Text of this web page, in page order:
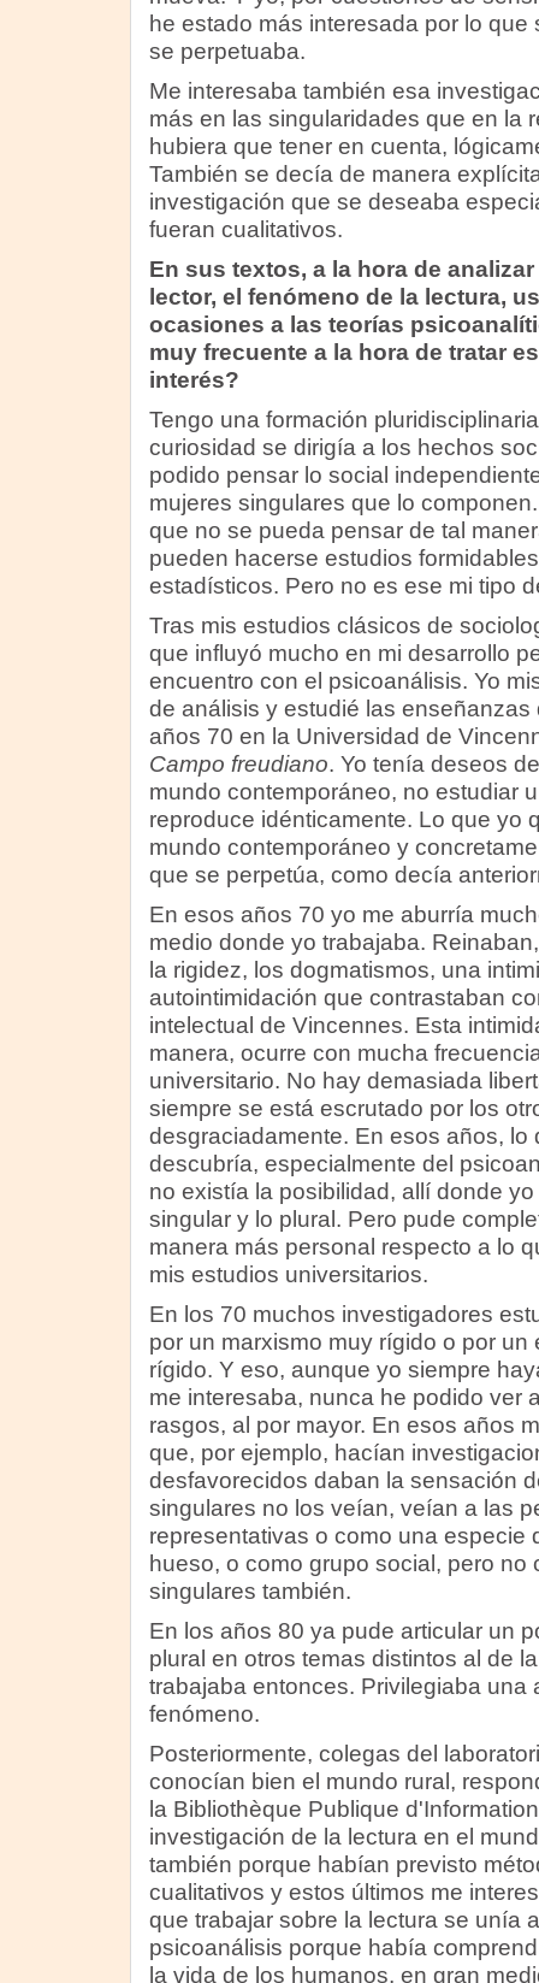
he estado más interesada por lo
se perpetuaba.
Me interesaba también esa
más en las singularidades que en la
hubiera que tener en cuenta,
También se decía de manera
investigación que se deseaba
fueran cualitativos.
En sus textos, a la hora de
lector, el fenómeno de la lectura,
ocasiones a las teorías
muy frecuente a la hora de tratar
interés?
Tengo una formación
curiosidad se dirigía a los hechos
podido pensar lo social
mujeres singulares que lo
que no se pueda pensar de tal
pueden hacerse estudios
estadísticos. Pero no es ese mi tipo
Tras mis estudios clásicos de
que influyó mucho en mi desarrollo
encuentro con el psicoanálisis. Yo
de análisis y estudié las
años 70 en la Universidad de
Campo freudiano. Yo tenía deseos
mundo contemporáneo, no estudiar
reproduce idénticamente. Lo que yo
mundo contemporáneo y
que se perpetúa, como decía
En esos años 70 yo me aburría
medio donde yo trabajaba.
la rigidez, los dogmatismos, una
autointimidación que contrastaban
intelectual de Vincennes. Esta
manera, ocurre con mucha
universitario. No hay demasiada
siempre se está escrutado por los
desgraciadamente. En esos años, lo
descubría, especialmente del
no existía la posibilidad, allí donde
singular y lo plural. Pero pude
manera más personal respecto a lo
mis estudios universitarios.
En los 70 muchos investigadores
por un marxismo muy rígido o por un
rígido. Y eso, aunque yo siempre
me interesaba, nunca he podido ver
rasgos, al por mayor. En esos años
que, por ejemplo, hacían
desfavorecidos daban la sensación
singulares no los veían, veían a las
representativas o como una especie
hueso, o como grupo social, pero no
singulares también.
En los años 80 ya pude articular un
plural en otros temas distintos al de
trabajaba entonces. Privilegiaba una
fenómeno.
Posteriormente, colegas del
conocían bien el mundo rural,
la Bibliothèque Publique
investigación de la lectura en el
también porque habían previsto
cualitativos y estos últimos me
que trabajar sobre la lectura se unía
psicoanálisis porque había
la vida de los humanos, en gran